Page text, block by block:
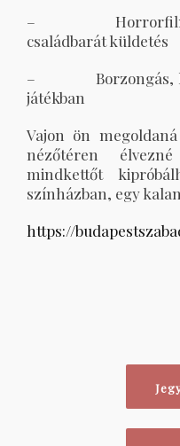
– Horrorfilmek
családbarát küldetés
– Borzongás,
játékban
Vajon ön
nézőtéren
mindkettőt
színházban, egy
https://